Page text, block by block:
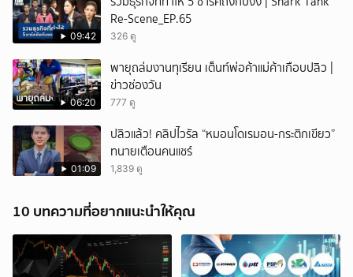
09:42
Re-Scene_EP.65
326 ดู
06:20
พายุถล่มงานทุเรียน เต็นท์พ่อค้าแม่ค้าเกือบปลิว |
ข่าวช่องวัน
777 ดู
01:09
ปลิวแล้ว! คลิปไวรัล “หมอนโดเรมอน-กระติกเขียว”
ทนายเตือนคนแชร์
1,839 ดู
10 บทความที่อยากแนะนำให้คุณ